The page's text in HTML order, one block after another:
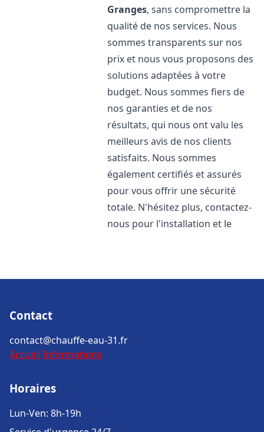
Granges, sans compromettre la
qualité de nos services. Nous
sommes transparents sur nos
prix et nous vous proposons des
solutions adaptées à votre
budget. Nous sommes fiers de
nos garanties et de nos
résultats, qui nous ont valu les
meilleurs avis de nos clients
satisfaits. Nous sommes
également certifiés et assurés
pour vous offrir une sécurité
totale. N'hésitez plus, contactez-
nous pour l'installation et le
Contact
contact@chauffe-eau-31.fr
Accueil Informations
Horaires
Lun-Ven: 8h-19h